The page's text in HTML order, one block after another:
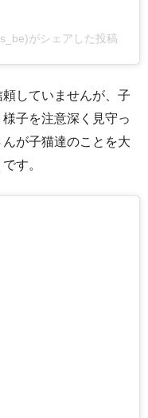
がシェアした投稿
していませんが、子
子を注意深く見守っ
が子猫達のことを大
す。